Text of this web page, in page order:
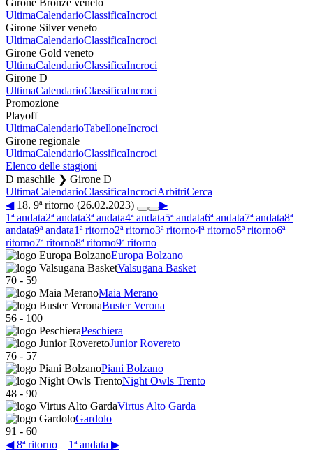
UltimaCalendarioClassificaIncroci
Girone Silver veneto
UltimaCalendarioClassificaIncroci
Girone Gold veneto
UltimaCalendarioClassificaIncroci
Girone D
UltimaCalendarioClassificaIncroci
Promozione
Playoff
UltimaCalendarioTabelloneIncroci
Girone regionale
UltimaCalendarioClassificaIncroci
Elenco delle stagioni
D maschile ❯ Girone D
UltimaCalendarioClassificaIncrociArbitriCerca
◀18. 9ª ritorno (26.02.2023)
▶
1ª andata2ª andata3ª andata4ª andata5ª andata6ª andata7ª andata8ª
andata9ª andata1ª ritorno2ª ritorno3ª ritorno4ª ritorno5ª ritorno6ª
ritorno7ª ritorno8ª ritorno9ª ritorno
Europa Bolzano
Valsugana Basket
70 - 59
Maia Merano
Buster Verona
56 - 100
Peschiera
Junior Rovereto
76 - 57
Piani Bolzano
Night Owls Trento
48 - 90
Virtus Alto Garda
Gardolo
91 - 60
◀ 8ª ritorno
1ª andata ▶